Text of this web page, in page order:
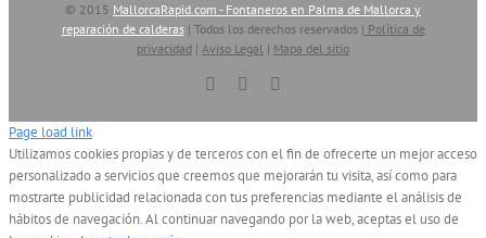
© 2015 MallorcaRapid.com - Fontaneros en Palma de Mallorca y
reparación de calderas| Todos los derechos reservados | Política de
privacidad | Aviso Legal | Mapa del sitio
Vimeo YouTube
Page load link
Utilizamos cookies propias y de terceros con el fin de ofrecerte un mejor acceso
personalizado a servicios que creemos que mejorarán tu visita, así como para
mostrarte publicidad relacionada con tus preferencias mediante el análisis de
hábitos de navegación. Al continuar navegando por la web, aceptas el uso de